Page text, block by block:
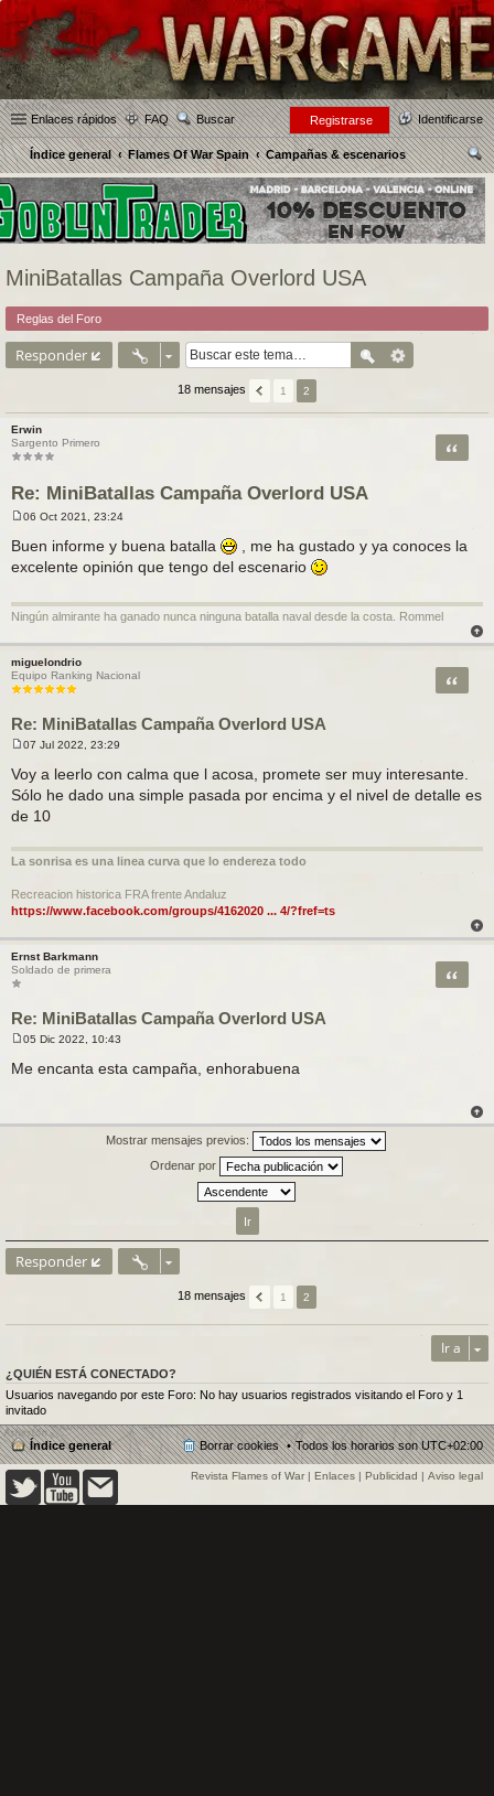
Enlaces rápidos FAQ Buscar Identificarse
Registrarse
Índice general Flames Of War Spain
Campañas & escenarios
us
car
MiniBatallas Campaña Overlord USA
Reglas del Foro
Responder
18 mensajes 1 2
Erwin
Sargento Primero
Re: MiniBatallas Campaña Overlord USA
Citar
n
s
e
06 Oct 2021, 23:24
Buen informe y buena batalla
, me ha gustado y ya conoces la
excelente opinión que tengo del escenario
Ningún almirante ha ganado nunca ninguna batalla naval desde la costa. Rommel
miguelondrio
Equipo Ranking Nacional
Re: MiniBatallas Campaña Overlord USA
Citar
n
s
j
07 Jul 2022, 23:29
Voy a leerlo con calma que l acosa, promete ser muy interesante.
Sólo he dado una simple pasada por encima y el nivel de detalle es
de 10
La sonrisa es una linea curva que lo endereza todo
Recreacion historica FRA frente Andaluz
https://www.facebook.com/groups/4162020 ... 4/?fref=ts
Ernst Barkmann
Soldado de primera
Re: MiniBatallas Campaña Overlord USA
Citar
n
e
05 Dic 2022, 10:43
Me encanta esta campaña, enhorabuena
Mostrar mensajes previos:
Ordenar por
Responder
18 mensajes 1 2
Ir a
¿QUIÉN ESTÁ CONECTADO?
Usuarios navegando por este Foro: No hay usuarios registrados visitando el Foro y 1
invitado
Índice general Todos los horarios sonUTC+02:00
Borrar cookies
Revista Flames of War | Enlaces | Publicidad | Aviso legal